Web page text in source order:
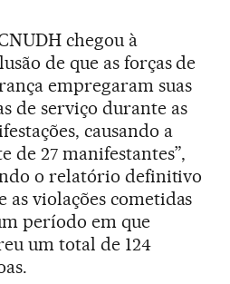
chegou à
de que as forças de
empregaram suas
de serviço durante as
causando a
de 27 manifestantes”,
o relatório definitivo
as violações cometidas
período em que
um total de 124